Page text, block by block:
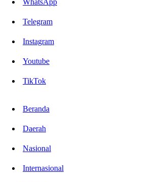
WhatsApp
Telegram
Instagram
Youtube
TikTok
Beranda
Daerah
Nasional
Internasional